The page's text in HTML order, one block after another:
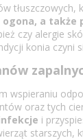
ogona, a
czy alergie
konia
oraz tych
i